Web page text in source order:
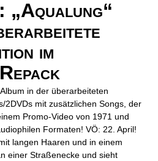
im
in der überarbeiteten
2DVDs mit zusätzlichen Songs, der
Promo-Video von 1971 und
Formaten! VÖ: 22. April!
langen Haaren und in einem
einer Straßenecke und sieht